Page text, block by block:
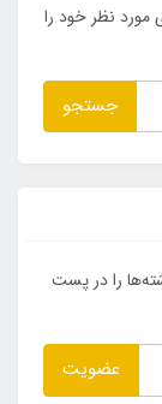
نظر خود را
جستجو
را در پست
عضویت